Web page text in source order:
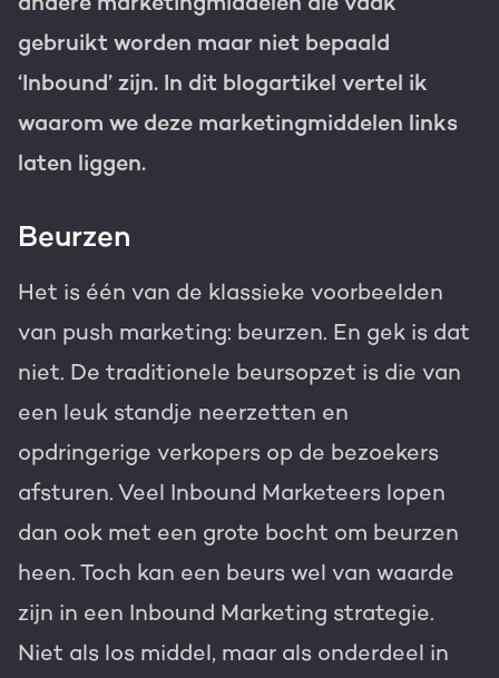
gebruikt worden maar niet bepaald
‘Inbound’ zijn. In dit blogartikel vertel ik
waarom we deze marketingmiddelen links
laten liggen.
Beurzen
Het is één van de klassieke voorbeelden
van push marketing: beurzen. En gek is dat
niet. De traditionele beursopzet is die van
een leuk standje neerzetten en
opdringerige verkopers op de bezoekers
afsturen. Veel Inbound Marketeers lopen
dan ook met een grote bocht om beurzen
heen. Toch kan een beurs wel van waarde
zijn in een Inbound Marketing strategie.
Niet als los middel, maar als onderdeel in